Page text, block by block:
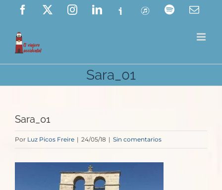
Saltar
contenido
Facebook InstagramLinkedIn
Ivoox ITunes Spotify
Sara_01
Sara_01
Por Luz Picos Freire | 24/05/18 | Sin comentarios